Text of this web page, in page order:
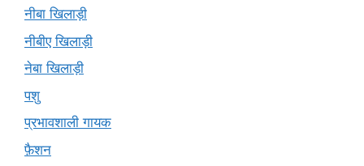
नीबा खिलाड़ी
नीबीए खिलाड़ी
नेबा खिलाड़ी
पशु
प्रभावशाली गायक
फ़ैशन